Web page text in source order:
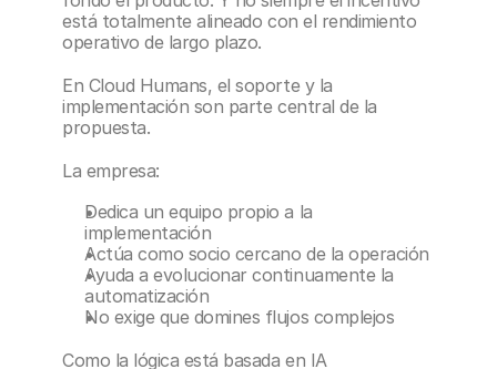
está totalmente alineado con el rendimiento
operativo de largo plazo.
En Cloud Humans, el soporte y la
implementación son parte central de la
propuesta.
La empresa:
Dedica un equipo propio a la
implementación
Actúa como socio cercano de la operación
Ayuda a evolucionar continuamente la
automatización
No exige que domines flujos complejos
Como la lógica está basada en IA